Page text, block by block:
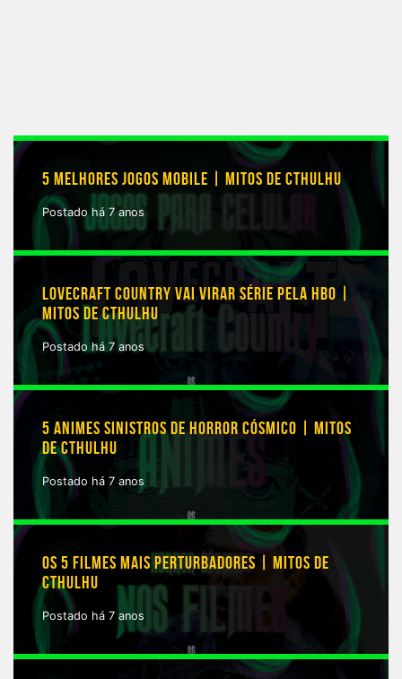
5 MELHORES JOGOS MOBILE | MITOS DE CTHULHU
Postado há 7 anos
LOVECRAFT COUNTRY VAI VIRAR SÉRIE PELA HBO |
MITOS DE CTHULHU
Postado há 7 anos
5 ANIMES SINISTROS DE HORROR CÓSMICO | MITOS
DE CTHULHU
Postado há 7 anos
OS 5 FILMES MAIS PERTURBADORES | MITOS DE
CTHULHU
Postado há 7 anos